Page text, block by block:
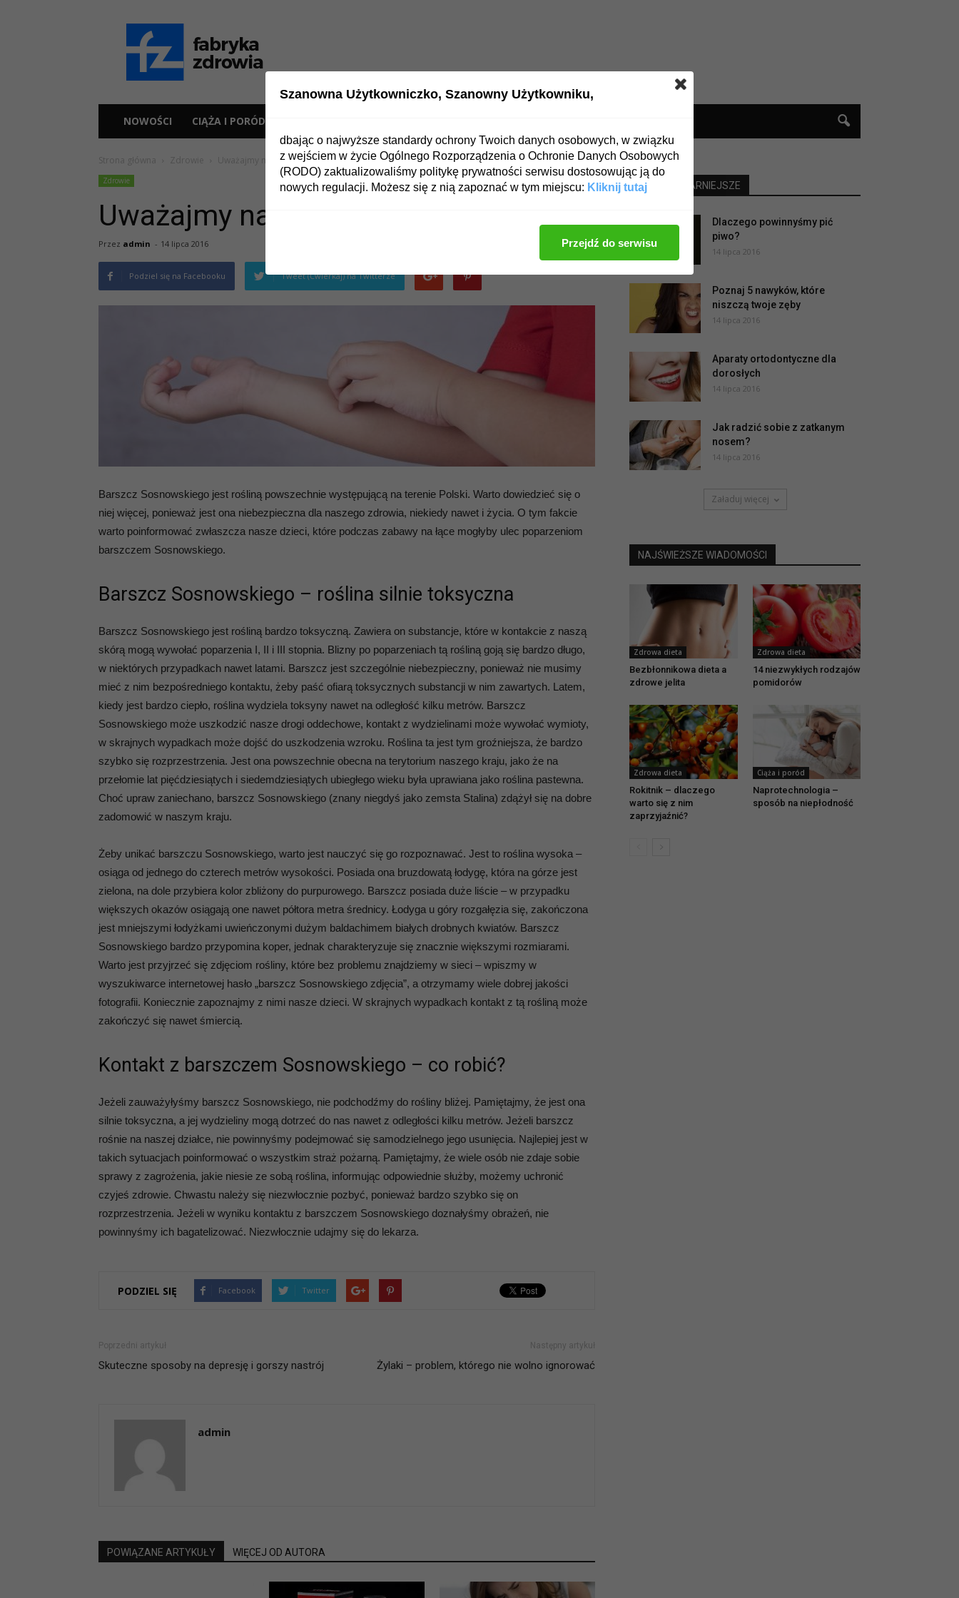
Fabryka
Zdrowia
NOWOŚCI CIĄŻA I PORÓD
Strona główna Zdrowie Uważajmy na barszcz Sosnowskiego
Zdrowie
Uważajmy na barszcz Sosnowskiego
Przez admin - 14 lipca 2016 0
Podziel się na Facebooku Tweet (Ćwierkaj) na Twitterze
Barszcz Sosnowskiego jest rośliną powszechnie występującą na terenie Polski. Warto dowiedzieć się o
niej więcej, ponieważ jest ona niebezpieczna dla naszego zdrowia, niekiedy nawet i życia. O tym fakcie
warto poinformować zwłaszcza nasze dzieci, które podczas zabawy na łące mogłyby ulec poparzeniom
barszczem Sosnowskiego.
Barszcz Sosnowskiego – roślina silnie toksyczna
Barszcz Sosnowskiego jest rośliną bardzo toksyczną. Zawiera on substancje, które w kontakcie z naszą
skórą mogą wywołać poparzenia I, II i III stopnia. Blizny po poparzeniach tą rośliną goją się bardzo długo,
w niektórych przypadkach nawet latami. Barszcz jest szczególnie niebezpieczny, ponieważ nie musimy
mieć z nim bezpośredniego kontaktu, żeby paść ofiarą toksycznych substancji w nim zawartych. Latem,
kiedy jest bardzo ciepło, roślina wydziela toksyny nawet na odległość kilku metrów. Barszcz
Sosnowskiego może uszkodzić nasze drogi oddechowe, kontakt z wydzielinami może wywołać wymioty,
w skrajnych wypadkach może dojść do uszkodzenia wzroku. Roślina ta jest tym groźniejsza, że bardzo
szybko się rozprzestrzenia. Jest ona powszechnie obecna na terytorium naszego kraju, jako że na
przełomie lat pięćdziesiątych i siedemdziesiątych ubiegłego wieku była uprawiana jako roślina pastewna.
Choć upraw zaniechano, barszcz Sosnowskiego (znany niegdyś jako zemsta Stalina) zdążył się na dobre
zadomowić w naszym kraju.
Żeby unikać barszczu Sosnowskiego, warto jest nauczyć się go rozpoznawać. Jest to roślina wysoka –
osiąga od jednego do czterech metrów wysokości. Posiada ona bruzdowatą łodygę, która na górze jest
zielona, na dole przybiera kolor zbliżony do purpurowego. Barszcz posiada duże liście – w przypadku
większych okazów osiągają one nawet półtora metra średnicy. Łodyga u góry rozgałęzia się, zakończona
jest mniejszymi łodyżkami uwieńczonymi dużym baldachimem białych drobnych kwiatów. Barszcz
Sosnowskiego bardzo przypomina koper, jednak charakteryzuje się znacznie większymi rozmiarami.
Warto jest przyjrzeć się zdjęciom rośliny, które bez problemu znajdziemy w sieci – wpiszmy w
wyszukiwarce internetowej hasło „barszcz Sosnowskiego zdjęcia”, a otrzymamy wiele dobrej jakości
fotografii. Koniecznie zapoznajmy z nimi nasze dzieci. W skrajnych wypadkach kontakt z tą rośliną może
zakończyć się nawet śmiercią.
Kontakt z barszczem Sosnowskiego – co robić?
Jeżeli zauważyłyśmy barszcz Sosnowskiego, nie podchodźmy do rośliny bliżej. Pamiętajmy, że jest ona
silnie toksyczna, a jej wydzieliny mogą dotrzeć do nas nawet z odległości kilku metrów. Jeżeli barszcz
rośnie na naszej działce, nie powinnyśmy podejmować się samodzielnego jego usunięcia. Najlepiej jest w
takich sytuacjach poinformować o wszystkim straż pożarną. Pamiętajmy, że wiele osób nie zdaje sobie
sprawy z zagrożenia, jakie niesie ze sobą roślina, informując odpowiednie służby, możemy uchronić
czyjeś zdrowie. Chwastu należy się niezwłocznie pozbyć, ponieważ bardzo szybko się on
rozprzestrzenia. Jeżeli w wyniku kontaktu z barszczem Sosnowskiego doznałyśmy obrażeń, nie
powinnyśmy ich bagatelizować. Niezwłocznie udajmy się do lekarza.
PODZIEL SIĘ Facebook Twitter
Poprzedni artykuł
Skuteczne sposoby na depresję i gorszy nastrój
Następny artykuł
Żylaki – problem, którego nie wolno ignorować
admin
POWIĄZANE ARTYKUŁY WIĘCEJ OD AUTORA
NAJPOPULARNIEJSZE
Dlaczego powinnyśmy pić
piwo?
14 lipca 2016
Poznaj 5 nawyków, które
niszczą twoje zęby
14 lipca 2016
Aparaty ortodontyczne dla
dorosłych
14 lipca 2016
Jak radzić sobie z zatkanym
nosem?
14 lipca 2016
Załaduj więcej
NAJŚWIEŻSZE WIADOMOŚCI
Zdrowa dieta
Bezbłonnikowa dieta a
zdrowe jelita
Zdrowa dieta
14 niezwykłych rodzajów
pomidorów
Zdrowa dieta
Rokitnik – dlaczego
warto się z nim
zaprzyjaźnić?
Ciąża i poród
Naprotechnologia –
sposób na niepłodność
Szanowna Użytkowniczko, Szanowny Użytkowniku,
dbając o najwyższe standardy ochrony Twoich danych osobowych, w związku
z wejściem w życie Ogólnego Rozporządzenia o Ochronie Danych Osobowych
(RODO) zaktualizowaliśmy politykę prywatności serwisu dostosowując ją do
nowych regulacji. Możesz się z nią zapoznać w tym miejscu: Kliknij tutaj
Przejdź do serwisu